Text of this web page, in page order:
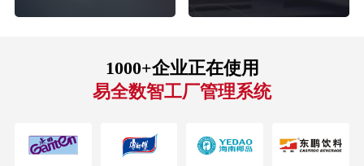
1000+企业正在使用
易全数智工厂管理系统